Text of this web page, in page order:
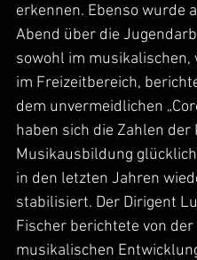
erkennen. Ebenso wurde
Abend über die
sowohl im musikalischen,
im Freizeitbereich,
dem unvermeidlichen
haben sich die Zahlen der
Musikausbildung
in den letzten Jahren
stabilisiert. Der Dirigent
Fischer berichtete von der
musikalischen